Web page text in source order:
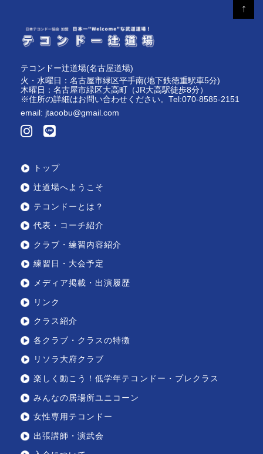
テコンドー辻道場(名古屋道場)
火・水曜日：名古屋市緑区平手南(地下鉄徳重駅車5分)
木曜日：名古屋市緑区大高町（JR大高駅徒歩8分）
※住所の詳細はお問い合わせください。Tel:070-8585-2151
email: jtaoobu@gmail.com
トップ
辻道場へようこそ
テコンドーとは？
代表・コーチ紹介
クラブ・練習内容紹介
練習日・大会予定
メディア掲載・出演履歴
リンク
クラス紹介
各クラブ・クラスの特徴
リソラ大府クラブ
楽しく動こう！低学年テコンドー・プレクラス
みんなの居場所ユニコーン
女性専用テコンドー
出張講師・演武会
↑